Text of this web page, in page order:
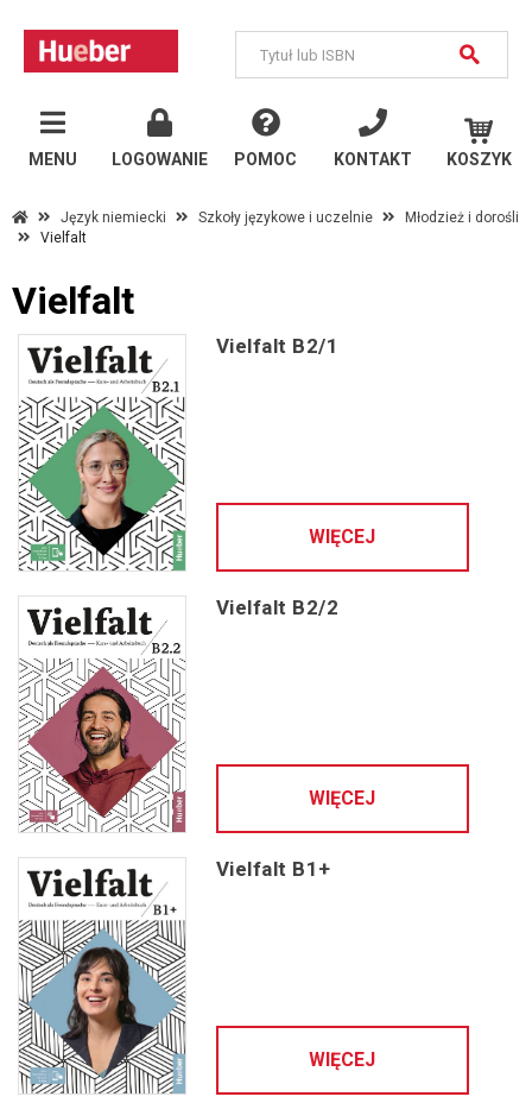
MENU LOGOWANIE POMOC KONTAKT KOSZYK
Język niemiecki Szkoły językowe i uczelnie
Młodzież i dorośli
Vielfalt
Vielfalt
Vielfalt B2/1
WIĘCEJ
Vielfalt B2/2
WIĘCEJ
Vielfalt B1+
WIĘCEJ
MENU
Wróć
na
główną